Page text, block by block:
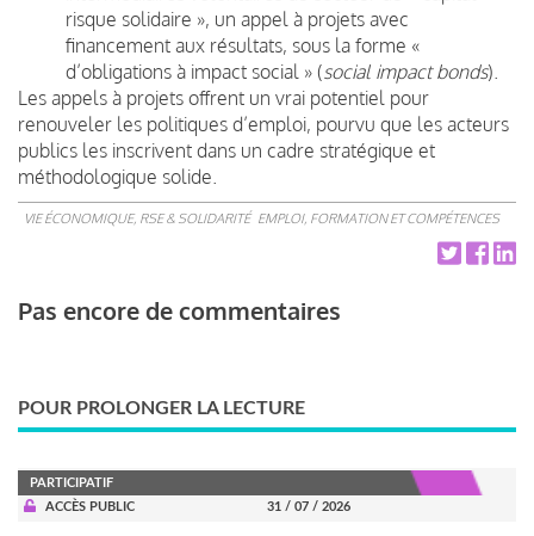
risque solidaire », un appel à projets avec
financement aux résultats, sous la forme «
d’obligations à impact social » (social impact bonds).
Les appels à projets offrent un vrai potentiel pour
renouveler les politiques d’emploi, pourvu que les acteurs
publics les inscrivent dans un cadre stratégique et
méthodologique solide.
VIE ÉCONOMIQUE, RSE & SOLIDARITÉ EMPLOI, FORMATION ET COMPÉTENCES
Pas encore de commentaires
POUR PROLONGER LA LECTURE
PARTICIPATIF
ACCÈS PUBLIC
31 / 07 / 2026